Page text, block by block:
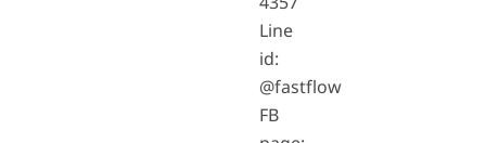
Line
id:
@fastflow
FB